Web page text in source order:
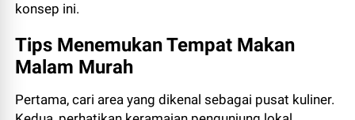
konsep ini.
Tips Menemukan Tempat Makan
Malam Murah
Pertama, cari area yang dikenal sebagai pusat kuliner.